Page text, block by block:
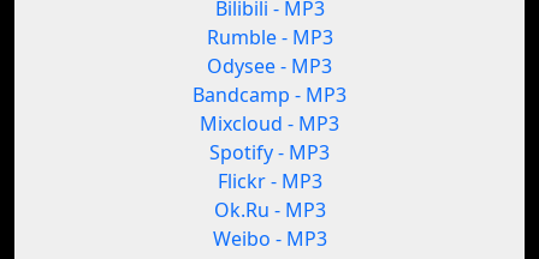
Bilibili - MP3
Rumble - MP3
Odysee - MP3
Bandcamp - MP3
Mixcloud - MP3
Spotify - MP3
Flickr - MP3
Ok.Ru - MP3
Weibo - MP3